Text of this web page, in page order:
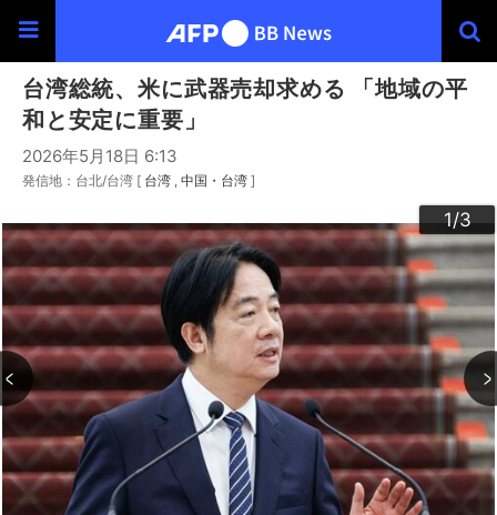
台湾総統、米に武器売却求める 「地域の平
和と安定に重要」
2026年5月18日 6:13
発信地：台北/台湾 [ 台湾 中国・台湾 ]
1/3
2/3
3/3